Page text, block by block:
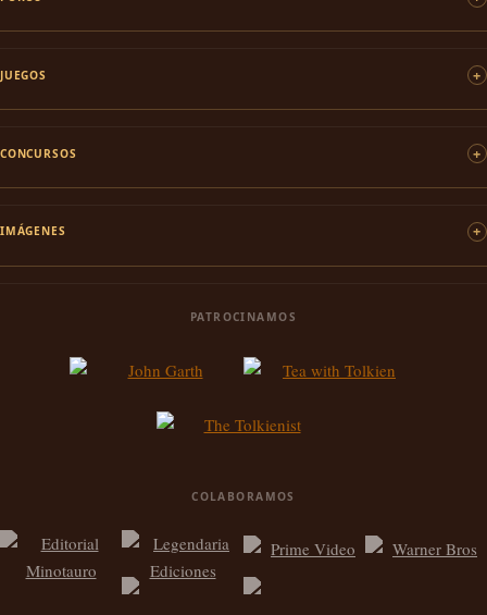
JUEGOS
CONCURSOS
IMÁGENES
PATROCINAMOS
COLABORAMOS